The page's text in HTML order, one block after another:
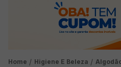
Higiene E Beleza